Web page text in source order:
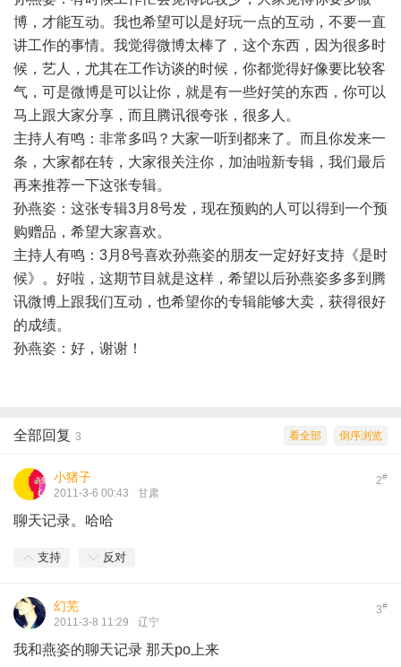
博，才能互动。我也希望可以是好玩一点的互动，不要一直
讲工作的事情。我觉得微博太棒了，这个东西，因为很多时
候，艺人，尤其在工作访谈的时候，你都觉得好像要比较客
气，可是微博是可以让你，就是有一些好笑的东西，你可以
马上跟大家分享，而且腾讯很夸张，很多人。
主持人有鸣：非常多吗？大家一听到都来了。而且你发来一
条，大家都在转，大家很关注你，加油啦新专辑，我们最后
再来推荐一下这张专辑。
孙燕姿：这张专辑3月8号发，现在预购的人可以得到一个预
购赠品，希望大家喜欢。
主持人有鸣：3月8号喜欢孙燕姿的朋友一定好好支持《是时
候》。好啦，这期节目就是这样，希望以后孙燕姿多多到腾
讯微博上跟我们互动，也希望你的专辑能够大卖，获得很好
的成绩。
孙燕姿：好，谢谢！
倒序浏览
看全部
全部回复 3
2#
小猪子
2011-3-6 00:43 甘肃
聊天记录。哈哈
支持 反对
3#
幻芜
2011-3-8 11:29 辽宁
我和燕姿的聊天记录 那天po上来